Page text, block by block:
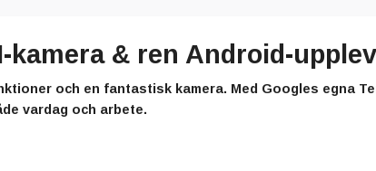
kamera & ren Android-
och en fantastisk kamera. Med Googles egna
vardag och arbete.